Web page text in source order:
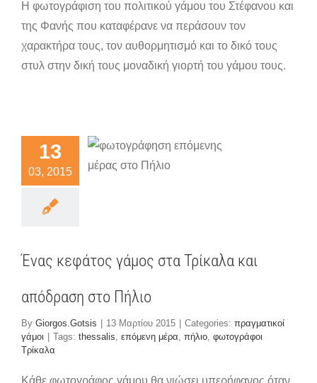
Η φωτογράφιση του πολιτικού γάμου του Στέφανου και
της Φανής που καταφέρανε να περάσουν τον
χαρακτήρα τους, τον αυθορμητισμό και το δικό τους
στυλ στην δική τους μοναδική γιορτή του γάμου τους.
13
03, 2015
στα
και
Ένας κεφάτος γάμος στα Τρίκαλα και
απόδραση στο Πήλιο
By Giorgos.Gotsis 13 Μαρτίου 2015 Categories: πραγματικοί
γάμοι
Tags: thessalis επόμενη μέρα πήλιο, φωτογράφοι
Τρίκαλα
Κάθε φωτογράφος γάμου θα νιώσει υπερήφανος όταν